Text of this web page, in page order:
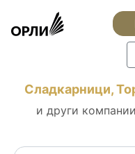
Сладкарници,
и други